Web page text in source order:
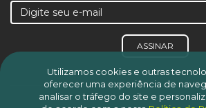
ASSINAR
Utilizamos cookies e outras
oferecer uma experiência de
analisar o tráfego do site e